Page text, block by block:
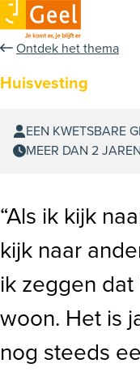
Ontdek het thema
Huisvesting
EEN KWETSBARE
MEER DAN 2
“Als ik kijk
kijk naar
ik zeggen
woon. Het is
nog steeds